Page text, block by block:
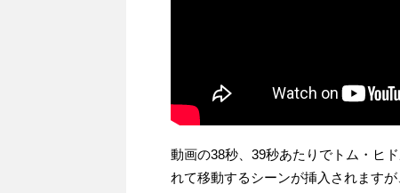
動画の38秒、39秒あたりでトム・ヒ
れて移動するシーンが挿入されます